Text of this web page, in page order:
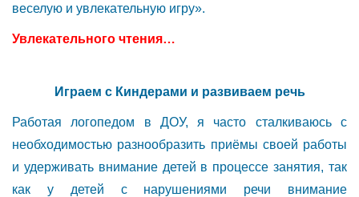
веселую и увлекательную игру».
Увлекательного чтения…
Играем с Киндерами и развиваем речь
Работая логопедом в ДОУ, я часто сталкиваюсь с
необходимостью разнообразить приёмы своей работы
и удерживать внимание детей в процессе занятия, так
как у детей с нарушениями речи внимание